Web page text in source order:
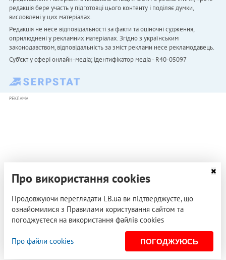
редакція бере участь у підготовці цього контенту і поділяє думки,
висловлені у цих матеріалах.
Редакція не несе відповідальності за факти та оціночні судження,
оприлюднені у рекламних матеріалах. Згідно з українським
законодавством, відповідальність за зміст реклами несе рекламодавець.
Cуб'єкт у сфері онлайн-медіа; ідентифікатор медіа - R40-05097
РЕКЛАМА
Про використання cookies
Продовжуючи переглядати LB.ua ви підтверджуєте, що
ознайомилися з Правилами користування сайтом та
погоджуєтеся на використання файлів cookies
Про файли cookies ПОГОДЖУЮСЬ